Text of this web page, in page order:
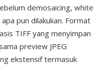
demosaicing, white
pun dilakukan. Format
TIFF yang menyimpan
preview JPEG
ekstensif termasuk